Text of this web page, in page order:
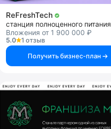
ReFreshTech
станция полноценного питания
Вложения от 1 900 000 ₽
5.0
1 отзыв
Получить бизнес-план